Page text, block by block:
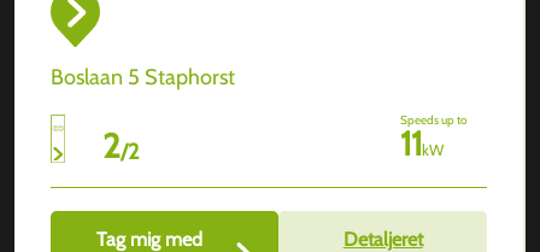
Boslaan 5 Staphorst
2/2
Speeds up to
11kW
Tag mig med
Detaljeret